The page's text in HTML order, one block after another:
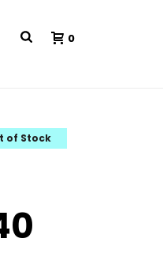
0
of Stock